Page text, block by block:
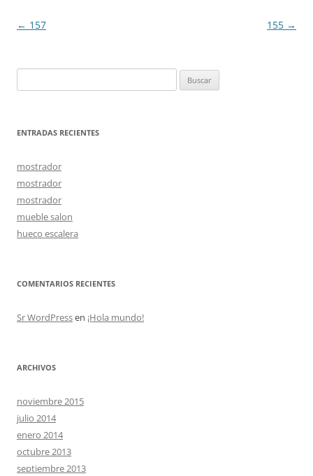
Navegación
← 157 155 →
ENTRADAS RECIENTES
mostrador
mostrador
mostrador
mueble salon
hueco escalera
COMENTARIOS RECIENTES
Sr WordPressen ¡Hola mundo!
ARCHIVOS
noviembre 2015
julio 2014
enero 2014
octubre 2013
septiembre 2013